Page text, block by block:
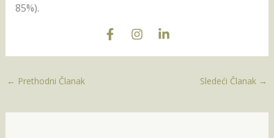
85%).
← Prethodni Članak Sledeći Članak →